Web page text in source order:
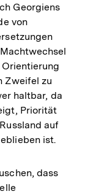
Georgiens
von
Zweifel zu
haltbar, da
Priorität
auf
ist.
dass